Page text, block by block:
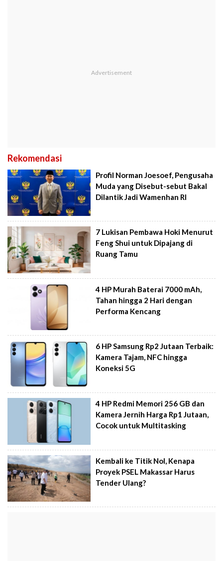
Rekomendasi
Profil Norman Joesoef, Pengusaha
Muda yang Disebut-sebut Bakal
Dilantik Jadi Wamenhan RI
7 Lukisan Pembawa Hoki Menurut
Feng Shui untuk Dipajang di
Ruang Tamu
4 HP Murah Baterai 7000 mAh,
Tahan hingga 2 Hari dengan
Performa Kencang
6 HP Samsung Rp2 Jutaan Terbaik:
Kamera Tajam, NFC hingga
Koneksi 5G
4 HP Redmi Memori 256 GB dan
Kamera Jernih Harga Rp1 Jutaan,
Cocok untuk Multitasking
Kembali ke Titik Nol, Kenapa
Proyek PSEL Makassar Harus
Tender Ulang?